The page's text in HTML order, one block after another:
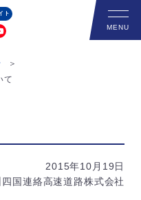
ト
て
2015年10月19日
四国連絡高速道路株式会社